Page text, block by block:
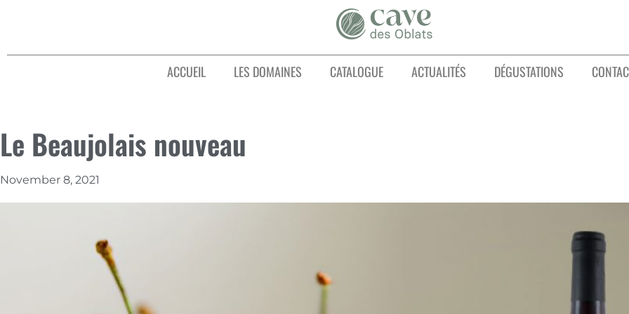
ACCUEIL LES DOMAINES CATALOGUE ACTUALITÉS DÉGUSTATIONS
Le Beaujolais nouveau
November 8, 2021